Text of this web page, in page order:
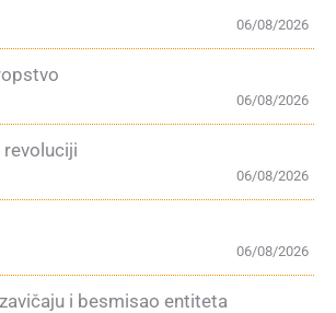
06/08/2026
06/08/2026
revoluciji
06/08/2026
06/08/2026
i besmisao entiteta